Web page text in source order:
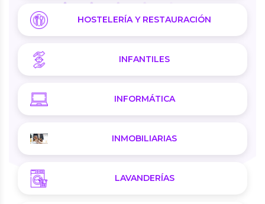
HOSTELERÍA Y RESTAURACIÓN
INFANTILES
INFORMÁTICA
INMOBILIARIAS
LAVANDERÍAS